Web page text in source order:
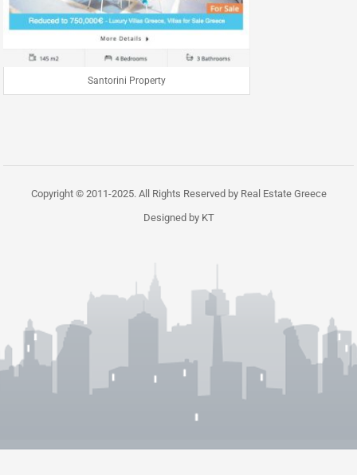
Santorini Property
Copyright © 2011-2025. All Rights Reserved by Real Estate Greece
Designed by KT